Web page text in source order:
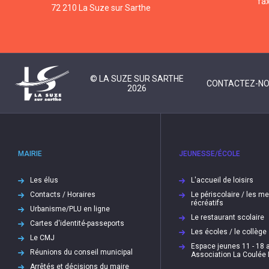
72 210 La Suze sur Sarthe
© LA SUZE SUR SARTHE
2026
CONTACTEZ-
MAIRIE
Les élus
Contacts / Horaires
Urbanisme/PLU en ligne
Cartes d'identité-passeports
Le CMJ
Réunions du conseil municipal
Arrêtés et décisions du maire
JEUNESSE/ÉCOLE
L'accueil de loisirs
Le périscolaire / les
récréatifs
Le restaurant scolaire
Les écoles / le collège
Espace jeunes 11 - 18
Association La Coulée